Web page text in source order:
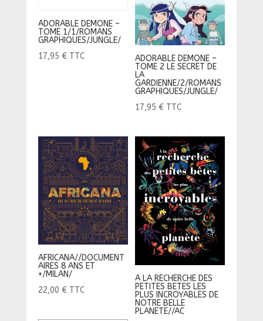
ADORABLE DEMONE –
TOME 1/1/ROMANS
GRAPHIQUES/JUNGLE/
17,95 € TTC
ADORABLE DEMONE –
TOME 2 LE SECRET DE
LA
GARDIENNE/2/ROMANS
GRAPHIQUES/JUNGLE/
17,95 € TTC
AFRICANA//DOCUMENT
AIRES 8 ANS ET
+/MILAN/
22,00 € TTC
A LA RECHERCHE DES
PETITES BETES LES
PLUS INCROYABLES DE
NOTRE BELLE
PLANETE//AC